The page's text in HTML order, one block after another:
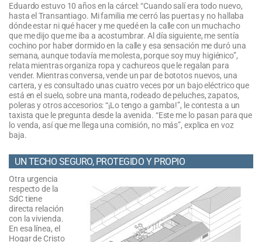
Eduardo estuvo 10 años en la cárcel: “Cuando salí era todo nuevo,
hasta el Transantiago. Mi familia me cerró las puertas y no hallaba
dónde estar ni qué hacer y me quedé en la calle con un muchacho
que me dijo que me iba a acostumbrar. Al día siguiente, me sentía
cochino por haber dormido en la calle y esa sensación me duró una
semana, aunque todavía me molesta, porque soy muy higiénico”,
relata mientras organiza ropa y cachureos que le regalan para
vender. Mientras conversa, vende un par de bototos nuevos, una
cartera, y es consultado unas cuatro veces por un bajo eléctrico que
está en el suelo, sobre una manta, rodeado de peluches, zapatos,
poleras y otros accesorios: “¡Lo tengo a gamba!”, le contesta a un
taxista que le pregunta desde la avenida. “Este me lo pasan para que
lo venda, así que me llega una comisión, no más”, explica en voz
baja.
UN TECHO SEGURO, PROTEGIDO Y PROPIO
Otra urgencia
respecto de la
SdC tiene
directa relación
con la vivienda.
En esa línea, el
Hogar de Cristo